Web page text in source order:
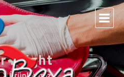
Bright